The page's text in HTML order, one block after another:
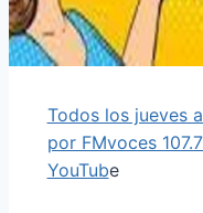
Todos los jueves
por FMvoces 107.7
YouTube